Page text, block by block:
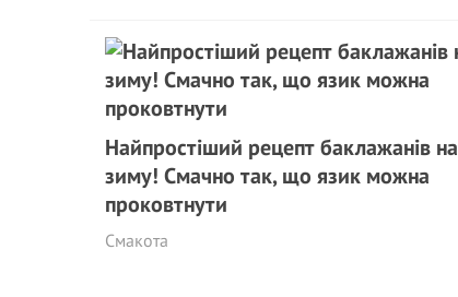
Найпростіший рецепт баклажанів на
зиму! Смачно так, що язик можна
проковтнути
Смакота